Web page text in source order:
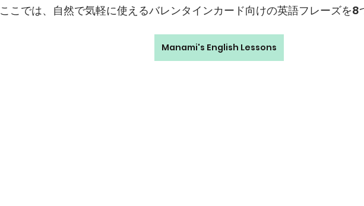
ここでは、自然で気軽に使えるバレンタインカード向けの英語フレーズを8
Manami's English Lessons